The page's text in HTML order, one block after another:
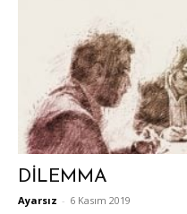
DİLEMMA
Ayarsız - 6 Kasım 2019